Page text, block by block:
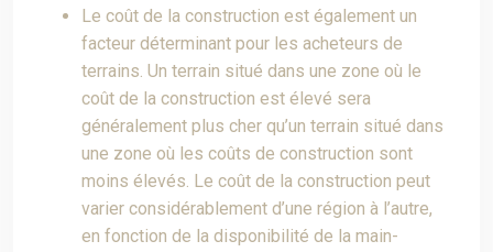
Le coût de la construction est également un
facteur déterminant pour les acheteurs de
terrains. Un terrain situé dans une zone où le
coût de la construction est élevé sera
généralement plus cher qu’un terrain situé dans
une zone où les coûts de construction sont
moins élevés. Le coût de la construction peut
varier considérablement d’une région à l’autre,
en fonction de la disponibilité de la main-